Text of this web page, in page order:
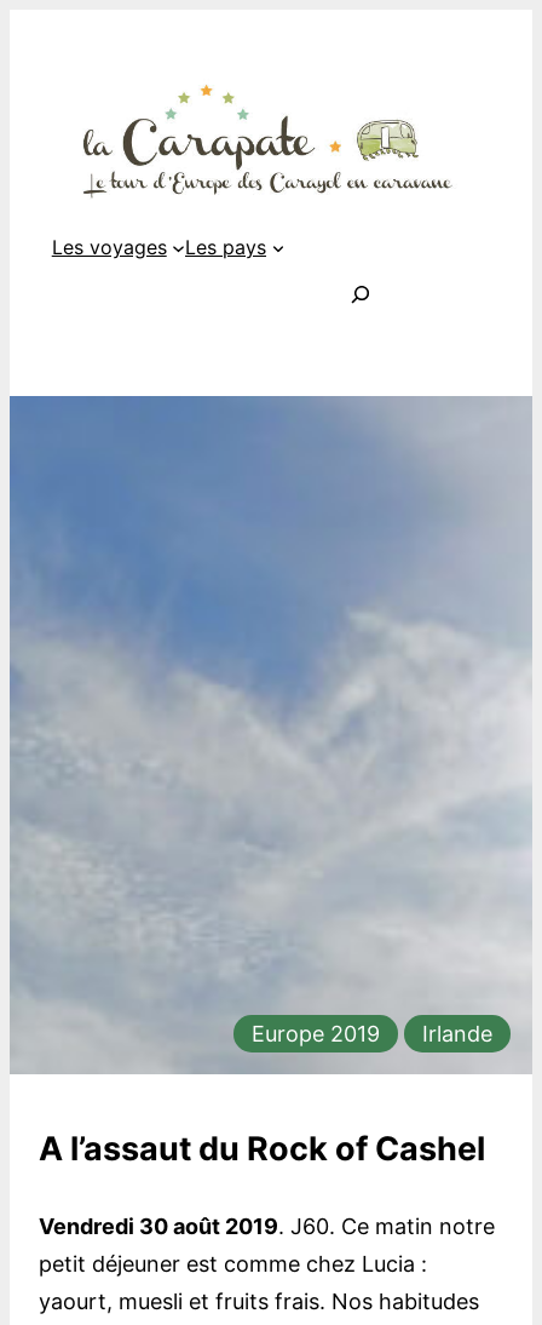
Les voyages Les pays
Europe 2019 Irlande
A l’assaut du Rock of Cashel
Vendredi 30 août 2019. J60. Ce matin notre
petit déjeuner est comme chez Lucia :
yaourt, muesli et fruits frais. Nos habitudes